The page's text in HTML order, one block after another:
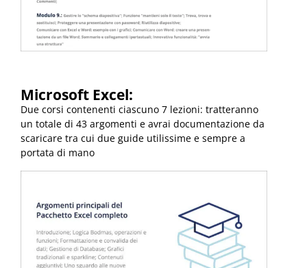
Microsoft Excel:
Due corsi contenenti ciascuno 7 lezioni: tratteranno
un totale di 43 argomenti e avrai documentazione da
scaricare tra cui due guide utilissime e sempre a
portata di mano